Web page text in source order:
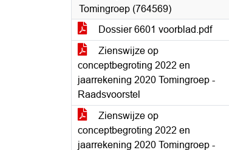
Tomingroep (764569)
Dossier 6601 voorblad.pdf
Zienswijze op
conceptbegroting 2022 en
jaarrekening 2020 Tomingroep -
Raadsvoorstel
Zienswijze op
conceptbegroting 2022 en
jaarrekening 2020 Tomingroep -